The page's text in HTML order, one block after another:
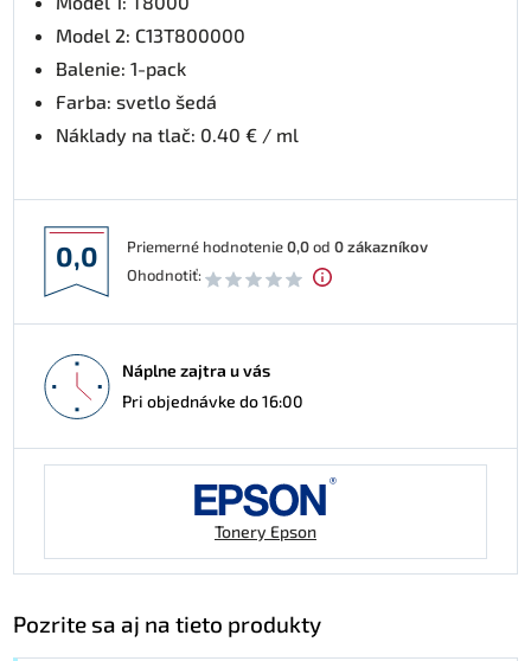
Model 2: C13T800000
Balenie: 1-pack
Farba: svetlo šedá
Náklady na tlač: 0.40 € / ml
0,0 Priemerné hodnotenie0,0od 0zákazníkov
Ohodnotiť:
Náplne zajtra u vás
Pri objednávke do 16:00
Tonery Epson
Pozrite sa aj na tieto produkty